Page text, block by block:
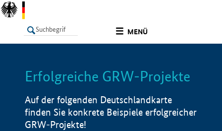
MENÜ
LISTE Info
Erfolgreiche GRW-Projekte
Auf der folgenden Deutschlandkarte
finden Sie konkrete Beispiele erfolgreicher
GRW-Projekte!